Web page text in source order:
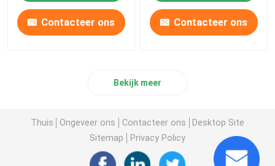
Contacteer ons Contacteer ons
Bekijk meer
Thuis Ongeveer ons Contacteer ons
Desktop Site
Sitemap
Privacy Policy